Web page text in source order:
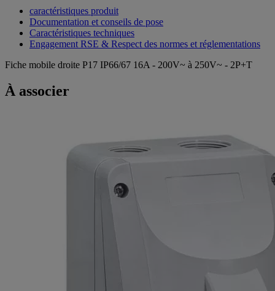
caractéristiques produit
Documentation et conseils de pose
Caractéristiques techniques
Engagement RSE & Respect des normes et réglementations
Fiche mobile droite P17 IP66/67 16A - 200V~ à 250V~ - 2P+T
À associer